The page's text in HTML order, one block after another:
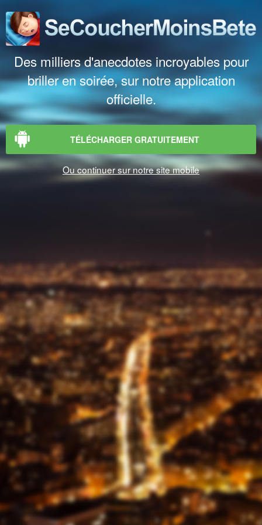
Des milliers d'anecdotes incroyables pour
briller en soirée, sur notre application
officielle.
TÉLÉCHARGER GRATUITEMENT
Ou continuer sur notre site mobile